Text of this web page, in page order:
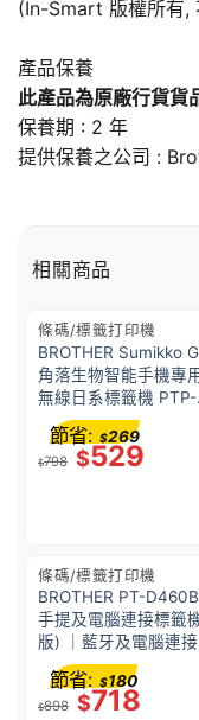
(In-Smart 版權所有,
產品保養
此產品為原廠行貨貨
保養期 : 2 年
提供保養之公司 :
相關商品
條碼/標籤打印機
BROTHER Sumikko
角落生物智能手機專
無線日系標籤機 PTP-
P300BT-SG TZe
$798 $529
節省: $269
條碼/標籤打印機
BROTHER PT-
手提及電腦連接標籤
版) ｜藍牙及電腦連接
帶可用 3.5-18mm
$898 $718
節省: $180